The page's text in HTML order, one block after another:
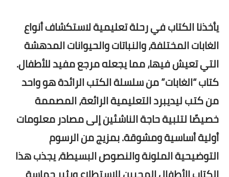
يأخذنا الكتاب في رحلة تعليمية لاستكشاف أنواع
الغابات المختلفة، والنباتات والحيوانات المدهشة
التي تعيش فيها، مما يجعله مرجع مفيد للأطفال.
كتاب “الغابات” من سلسلة الكتب الرائدة هو واحد
من كتب ليديبرد التعليمية الرائعة، المصممة
خصيصًا لتلبية حاجة الناشئين إلى مصادر معلومات
أولية أساسية ومشوقة. بمزيج من الرسوم
التوضيحية الملونة والنصوص البسيطة، يجذب هذا